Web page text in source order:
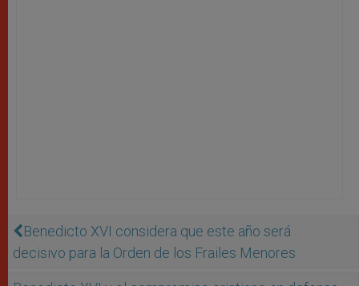
Benedicto XVI considera que este año será
decisivo para la Orden de los Frailes Menores